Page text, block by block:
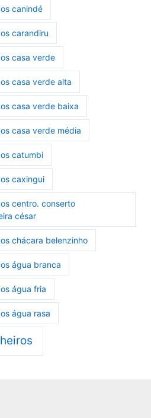
canindé
carandiru
casa verde
casa verde alta
casa verde baixa
casa verde média
catumbi
caxingui
centro. conserto
césar
chácara belenzinho
água branca
água fria
água rasa